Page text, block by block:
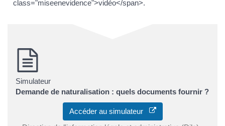
class="miseenevidence">vidéo</span>.
Simulateur
Demande de naturalisation : quels documents fournir ?
Accéder au simulateur